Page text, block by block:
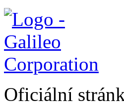
Oficiální